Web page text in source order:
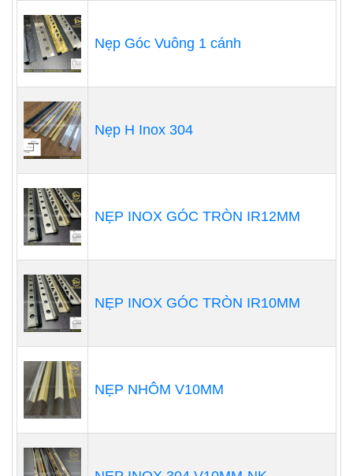
Nẹp Góc Vuông 1 cánh
Nẹp H Inox 304
NẸP INOX GÓC TRÒN IR12MM
NẸP INOX GÓC TRÒN IR10MM
NẸP NHÔM V10MM